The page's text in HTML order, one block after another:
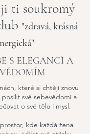
ti soukromý
"zdravá, krásná
S ELEGANCÍ A
které si chtějí znovu
své sebevědomí a
o své tělo i mysl.
kde každá žena